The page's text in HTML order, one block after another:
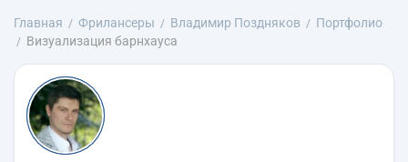
Главная Фрилансеры Владимир Поздняков
Портфолио
Визуализация барнхауса